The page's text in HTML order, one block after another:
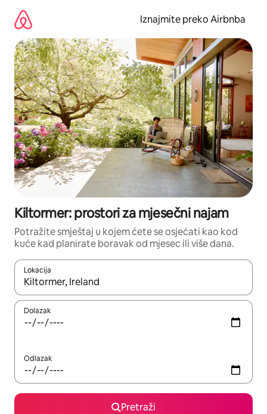
sadržaj
Iznajmite preko Airbnba
Kiltormer: prostori za mjesečni najam
Potražite smještaj u kojem ćete se osjećati kao kod
kuće kad planirate boravak od mjesec ili više dana.
Lokacija
Kada budu dostupni rezultati, moći ćete ih pregledati
Dolazak
Odlazak
Pretraži